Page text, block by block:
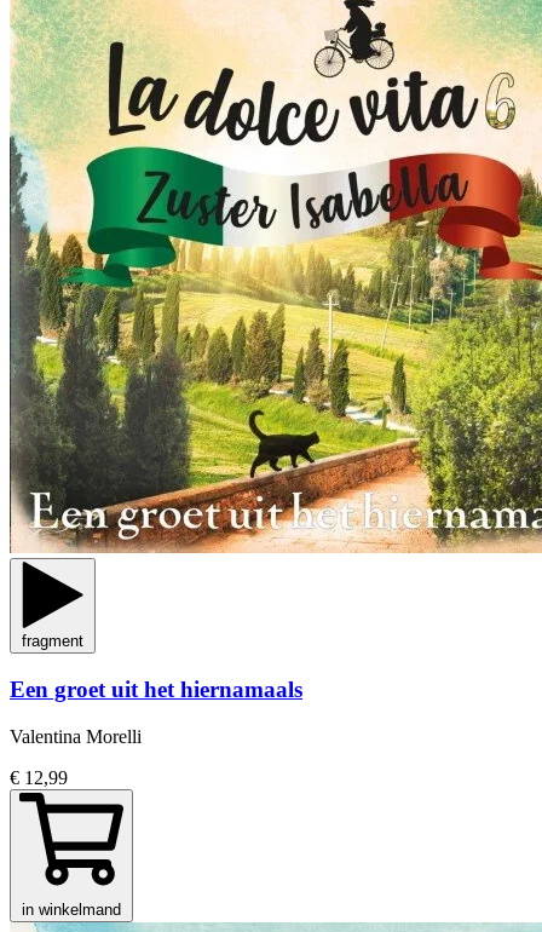
fragment
Een groet uit het hiernamaals
Valentina Morelli
€ 12,99
in winkelmand